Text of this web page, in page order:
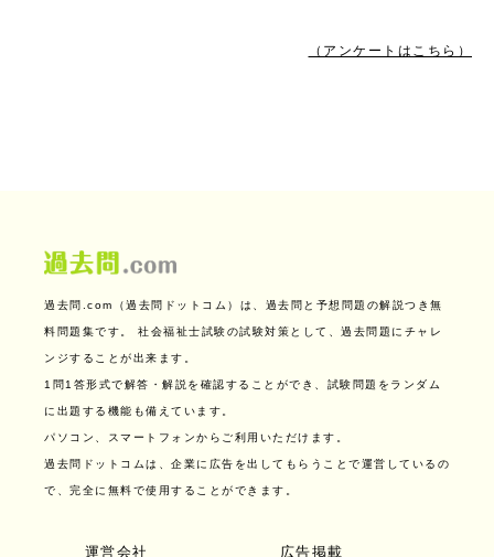
（アンケートはこちら）
過去問.com（過去問ドットコム）は、過去問と予想問題の解説つき無
料問題集です。 社会福祉士試験の試験対策として、過去問題にチャレ
ンジすることが出来ます。
1問1答形式で解答・解説を確認することができ、試験問題をランダム
に出題する機能も備えています。
パソコン、スマートフォンからご利用いただけます。
過去問ドットコムは、企業に広告を出してもらうことで運営しているの
で、完全に無料で使用することができます。
運営会社 広告掲載